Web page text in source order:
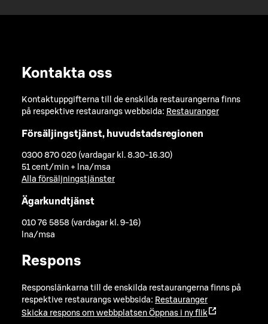
Kontakta oss
Kontaktuppgifterna till de enskilda restaurangerna finns
på respektive restaurangs webbsida: Restauranger
Försäljingstjänst, huvudstadsregionen
0300 870 020 (vardagar kl. 8.30-16.30)
51 cent/min + lna/msa
Alla försäljningstjänster
Ägarkundtjänst
010 76 5858 (vardagar kl. 9-16)
lna/msa
Respons
Responslänkarna till de enskilda restaurangerna finns på
respektive restaurangs webbsida: Restauranger
Skicka respons om webbplatsen Öppnas i ny flik